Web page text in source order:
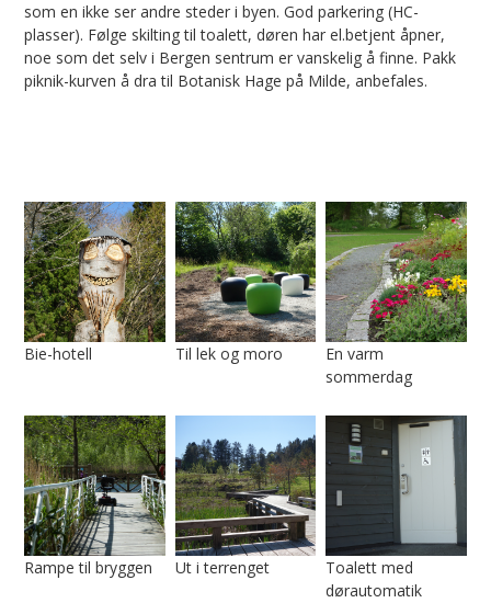
som en ikke ser andre steder i byen. God parkering (HC-
plasser). Følge skilting til toalett, døren har el.betjent åpner,
noe som det selv i Bergen sentrum er vanskelig å finne. Pakk
piknik-kurven å dra til Botanisk Hage på Milde, anbefales.
Bie-hotell Til lek og moro
En varm
sommerdag
Rampe til bryggen Ut i terrenget
Toalett med
dørautomatik